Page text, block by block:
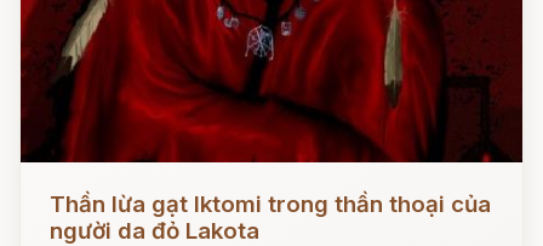
Đọc ngay
Thần lừa gạt Iktomi trong thần thoại của
người da đỏ Lakota